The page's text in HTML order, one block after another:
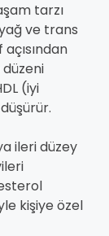
tarzı
ve trans
(iyi
ileri düzey
kişiye özel